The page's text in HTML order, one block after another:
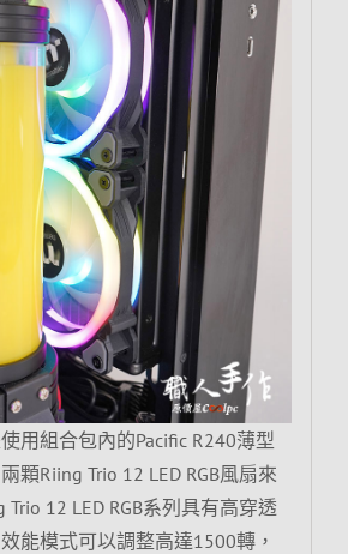
用組合包內的Pacific R240薄型
顆Riing Trio 12 LED RGB風扇來
12 LED RGB系列具有高穿透
能模式可以調整高達1500轉，